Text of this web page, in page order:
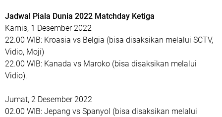
Jadwal Piala Dunia 2022 Matchday Ketiga
Kamis, 1 Desember 2022
22.00 WIB: Kroasia vs Belgia (bisa disaksikan melalui SCTV,
Vidio, Moji)
22.00 WIB: Kanada vs Maroko (bisa disaksikan melalui
Vidio).
Jumat, 2 Desember 2022
02.00 WIB: Jepang vs Spanyol (bisa disaksikan melalui